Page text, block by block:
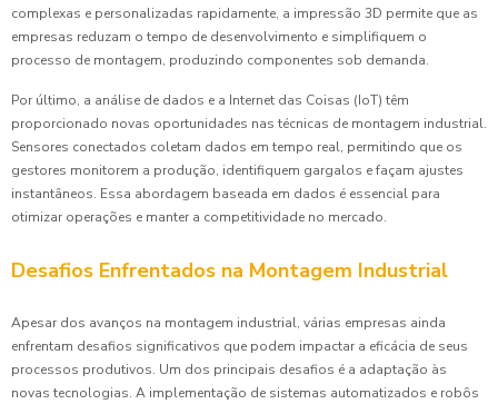
complexas e personalizadas rapidamente, a impressão 3D permite que as
empresas reduzam o tempo de desenvolvimento e simplifiquem o
processo de montagem, produzindo componentes sob demanda.
Por último, a análise de dados e a Internet das Coisas (IoT) têm
proporcionado novas oportunidades nas técnicas de montagem industrial.
Sensores conectados coletam dados em tempo real, permitindo que os
gestores monitorem a produção, identifiquem gargalos e façam ajustes
instantâneos. Essa abordagem baseada em dados é essencial para
otimizar operações e manter a competitividade no mercado.
Desafios Enfrentados na Montagem Industrial
Apesar dos avanços na montagem industrial, várias empresas ainda
enfrentam desafios significativos que podem impactar a eficácia de seus
processos produtivos. Um dos principais desafios é a adaptação às
novas tecnologias. A implementação de sistemas automatizados e robôs